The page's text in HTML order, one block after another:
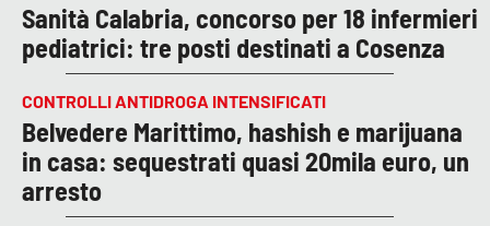
Sanità Calabria, concorso per 18 infermieri
pediatrici: tre posti destinati a Cosenza
CONTROLLI ANTIDROGA INTENSIFICATI
Belvedere Marittimo, hashish e marijuana
in casa: sequestrati quasi 20mila euro, un
arresto